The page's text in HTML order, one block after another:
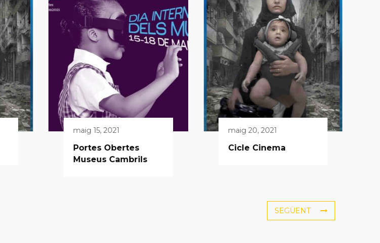
maig 15, 2021
Portes Obertes
Museus Cambrils
maig 20, 2021
Cicle Cinema
SEGÜENT